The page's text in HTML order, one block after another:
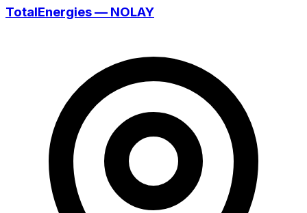
TotalEnergies — NOLAY